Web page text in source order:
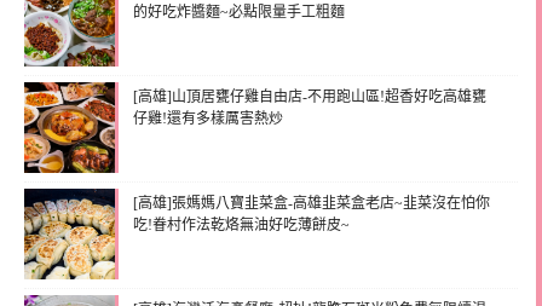
的好吃炸醬麵~必點限量手工粗麵
[高雄]山頂居甕仔雞自由店-不用跑山區!超香好吃高雄甕
仔雞!還有多樣厲害熱炒
[高雄]張媽媽八寶韭菜盒-高雄韭菜盒老店~韭菜沒在怕你
吃!眷村作法乾烙無油好吃薄餅皮~